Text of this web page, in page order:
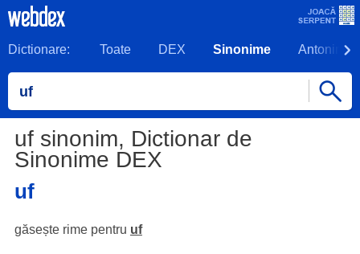
Dictionare: Toate DEX Sinonime Antonime
uf sinonim, Dictionar de
Sinonime DEX
uf
găsește rime pentru uf